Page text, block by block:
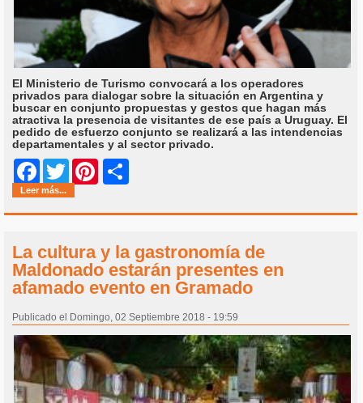
El Ministerio de Turismo convocará a los operadores
privados para dialogar sobre la situación en Argentina y
buscar en conjunto propuestas y gestos que hagan más
atractiva la presencia de visitantes de ese país a Uruguay. El
pedido de esfuerzo conjunto se realizará a las intendencias
departamentales y al sector privado.
Facebook
Twitter Pinterest
Leer más...
La cultura y la gastronomía de
Maldonado estarán presentes en
afamado evento en Gramado
Publicado el Domingo, 02 Septiembre 2018 - 19:59